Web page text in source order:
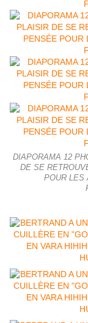
DIAPORAMA 12
DE SE
POUR LES